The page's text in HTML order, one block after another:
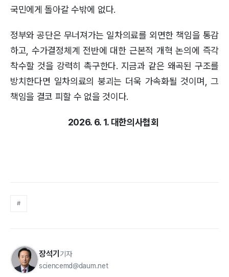
국민에게 돌아갈 수밖에 없다.
정부와 공단은 무너져가는 일차의료를 외면한 책임을 통감
하고, 수가결정체계 전반에 대한 근본적 개혁 논의에 즉각
착수할 것을 강력히 촉구한다. 지금과 같은 왜곡된 구조를
방치한다면 일차의료의 붕괴는 더욱 가속화될 것이며, 그
책임을 결코 피할 수 없을 것이다.
2026. 6. 1. 대한의사협회
#
장석기 기자
sciencemd@daum.net